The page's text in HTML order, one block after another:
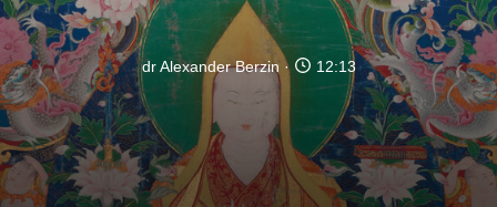
dr Alexander Berzin 12:13